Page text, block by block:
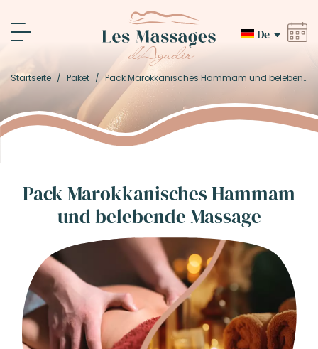
De
Startseite / Paket / Pack Marokkanisches Hammam und belebende Massage
Pack Marokkanisches Hammam
und belebende Massage